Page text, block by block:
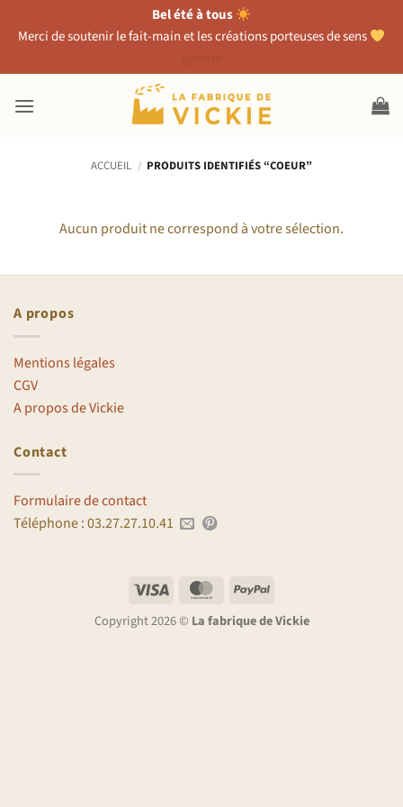
Bel été à tous
Merci de soutenir le fait-main et les créations porteuses de sens
ACCUEIL / PRODUITS IDENTIFIÉS “COEUR”
Aucun produit ne correspond à votre sélection.
A propos
Mentions légales
CGV
A propos de Vickie
Contact
Formulaire de contact
Téléphone : 03.27.27.10.41
Visa MasterCardPayPal
Copyright 2026 © La fabrique de Vickie